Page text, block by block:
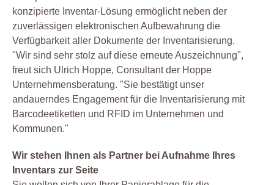
konzipierte Inventar-Lösung ermöglicht neben der
zuverlässigen elektronischen Aufbewahrung die
Verfügbarkeit aller Dokumente der Inventarisierung.
"Wir sind sehr stolz auf diese erneute Auszeichnung",
freut sich Ulrich Hoppe, Consultant der Hoppe
Unternehmensberatung. "Sie bestätigt unser
andauerndes Engagement für die Inventarisierung mit
Barcodeetiketten und RFID im Unternehmen und
Kommunen."
Wir stehen Ihnen als Partner bei Aufnahme Ihres
Inventars zur Seite